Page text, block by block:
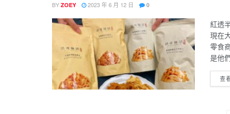
BY ZOEY 2023 年 6 月 12 日 0
紅透
現在
零食
是他
查